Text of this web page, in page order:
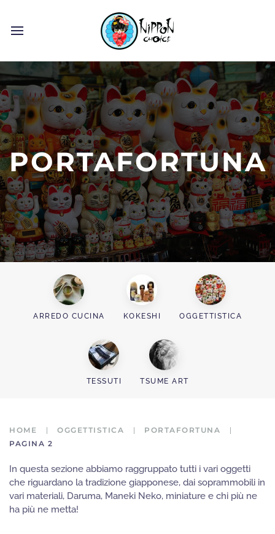
PORTAFORTUNA
ARREDO CUCINA KOKESHI OGGETTISTICA
TESSUTI TSUME ART
HOME OGGETTISTICA
PORTAFORTUNA
PAGINA 2
In questa sezione abbiamo raggruppato tutti i vari oggetti
che riguardano la tradizione giapponese, dai soprammobili in
vari materiali, Daruma, Maneki Neko, miniature e chi più ne
ha più ne metta!